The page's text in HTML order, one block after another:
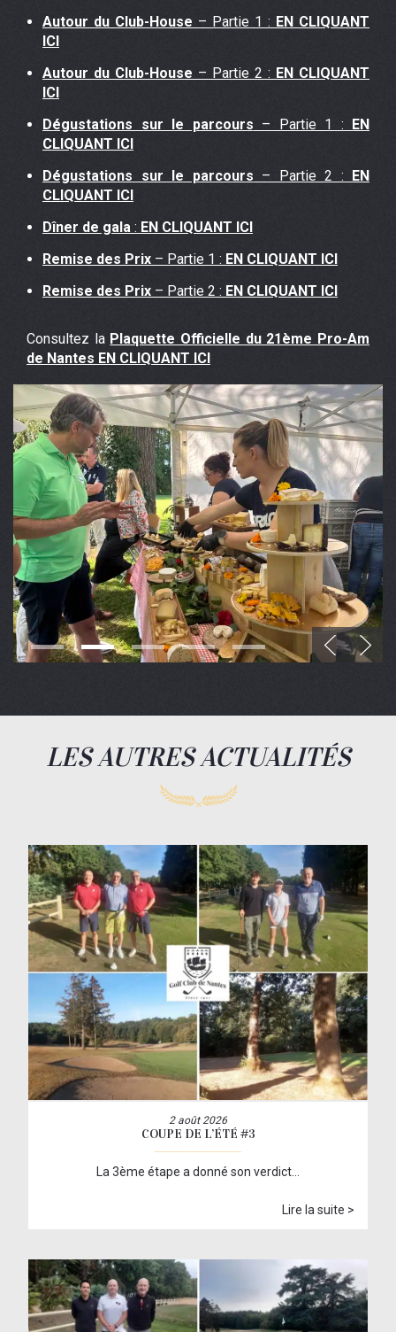
Autour du Club-House – Partie 1 : EN CLIQUANT
ICI
Autour du Club-House – Partie 2 : EN CLIQUANT
ICI
Dégustations sur le parcours – Partie 1 :
EN
CLIQUANT ICI
Dégustations sur le parcours – Partie 2 :
EN
CLIQUANT ICI
Dîner de gala : EN CLIQUANT ICI
Remise des Prix – Partie 1 : EN CLIQUANT ICI
Remise des Prix – Partie 2 : EN CLIQUANT ICI
Consultez la Plaquette Officielle du 21ème Pro-Am
de Nantes EN CLIQUANT ICI
LES AUTRES ACTUALITÉS
2 août 2026
COUPE DE L’ÉTÉ #3
La 3ème étape a donné son verdict…
Lire la suite >